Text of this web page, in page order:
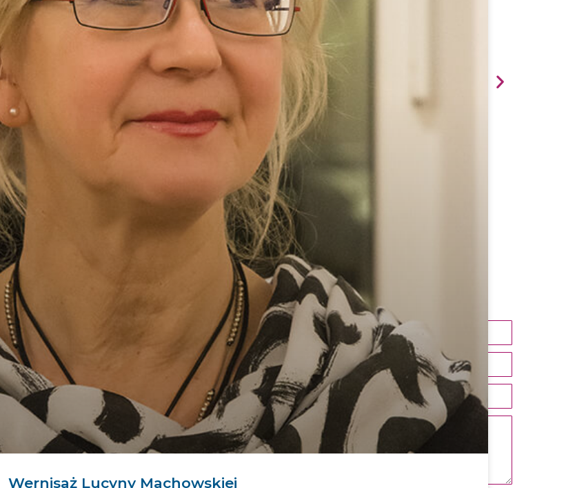
Wernisaż Lucyny Machowskiej
Nasza idea
Przedsiębiorczość to stan ducha, a nie
zawartość portfela. Działanie, poszukiwanie,
kreatywne myślenie, współpraca – to właśnie
jest przedsiębiorczość!
Tej idei hołdujemy i tę ideę propagujemy.
"Życie jest po to, żeby było fajnie!"
Kontakt